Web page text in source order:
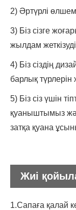
2) Әртүрлі
3) Біз сізге
жылдам
4) Біз сіздің
барлық
5) Біз сіз үшін
қуаныштымыз
затқа қуана
Жиі
1.Сапаға қалай